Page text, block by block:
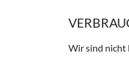
Wir sind nicht